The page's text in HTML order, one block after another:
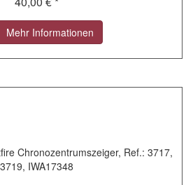
Mehr Informationen